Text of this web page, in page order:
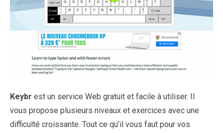
Keybr est un service Web gratuit et facile à utiliser. Il
vous propose plusieurs niveaux et exercices avec une
difficulté croissante. Tout ce qu’il vous faut pour vos